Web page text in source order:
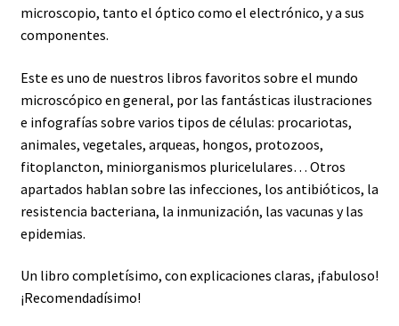
microscopio, tanto el óptico como el electrónico, y a sus
componentes.
Este es uno de nuestros libros favoritos sobre el mundo
microscópico en general, por las fantásticas ilustraciones
e infografías sobre varios tipos de células: procariotas,
animales, vegetales, arqueas, hongos, protozoos,
fitoplancton, miniorganismos pluricelulares… Otros
apartados hablan sobre las infecciones, los antibióticos, la
resistencia bacteriana, la inmunización, las vacunas y las
epidemias.
Un libro completísimo, con explicaciones claras, ¡fabuloso!
¡Recomendadísimo!